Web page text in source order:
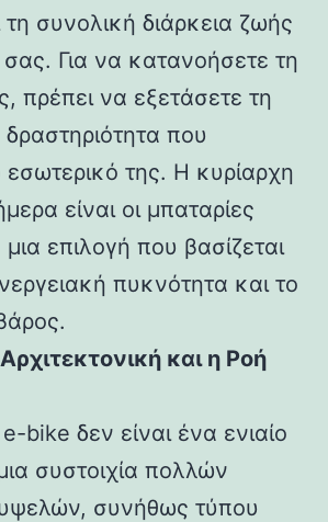
συνολική διάρκεια ζωής
Για να κατανοήσετε τη
πρέπει να εξετάσετε τη
που
εσωτερικό της. Η κυρίαρχη
είναι οι μπαταρίες
μια επιλογή που βασίζεται
πυκνότητα και το
και η Ροή
bike δεν είναι ένα ενιαίο
συστοιχία πολλών
συνήθως τύπου